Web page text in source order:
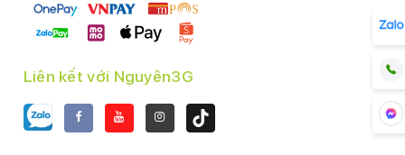
Liên kết với Nguyên3G